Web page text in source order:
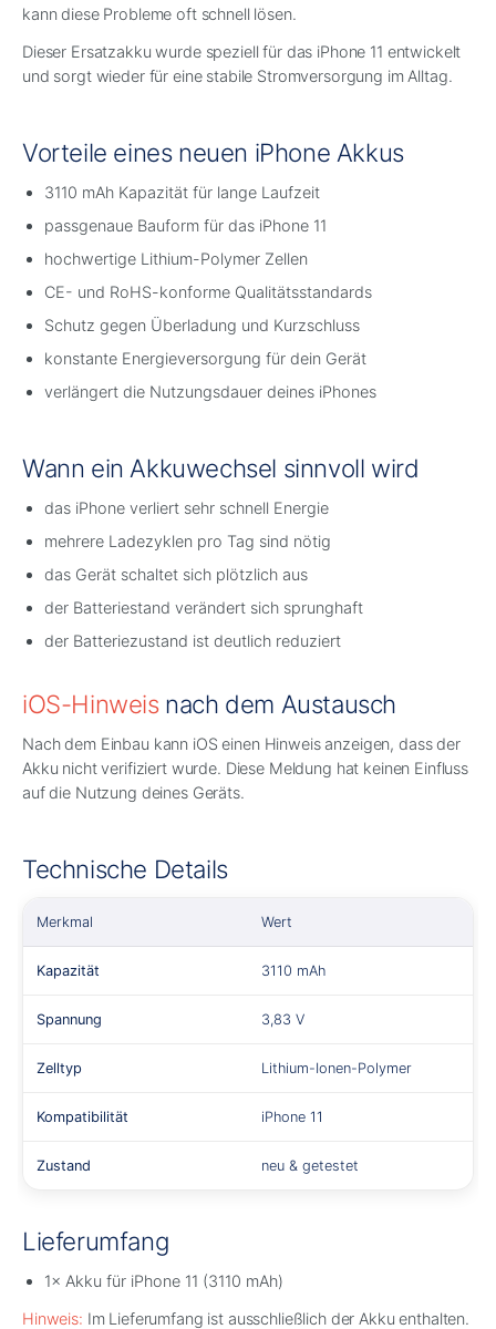
kann diese Probleme oft schnell lösen.
Dieser Ersatzakku wurde speziell für das iPhone 11 entwickelt
und sorgt wieder für eine stabile Stromversorgung im Alltag.
Vorteile eines neuen iPhone Akkus
3110 mAh Kapazität für lange Laufzeit
passgenaue Bauform für das iPhone 11
hochwertige Lithium-Polymer Zellen
CE- und RoHS-konforme Qualitätsstandards
Schutz gegen Überladung und Kurzschluss
konstante Energieversorgung für dein Gerät
verlängert die Nutzungsdauer deines iPhones
Wann ein Akkuwechsel sinnvoll wird
das iPhone verliert sehr schnell Energie
mehrere Ladezyklen pro Tag sind nötig
das Gerät schaltet sich plötzlich aus
der Batteriestand verändert sich sprunghaft
der Batteriezustand ist deutlich reduziert
iOS-Hinweisnach dem Austausch
Nach dem Einbau kann iOS einen Hinweis anzeigen, dass der
Akku nicht verifiziert wurde. Diese Meldung hat keinen Einfluss
auf die Nutzung deines Geräts.
Technische Details
Merkmal Wert
Kapazität 3110 mAh
Spannung 3,83 V
Zelltyp Lithium-Ionen-Polymer
Kompatibilität iPhone 11
Zustand neu & getestet
Lieferumfang
1× Akku für iPhone 11 (3110 mAh)
Hinweis: Im Lieferumfang ist ausschließlich der Akku enthalten.